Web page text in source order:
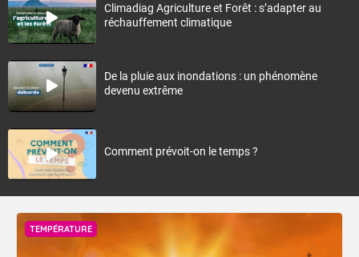
Climadiag Agriculture et Forêt : s’adapter au
réchauffement climatique
De la pluie aux inondations : un phénomène
devenu extrême
Comment prévoit-on le temps ?
TEMPÉRATURE